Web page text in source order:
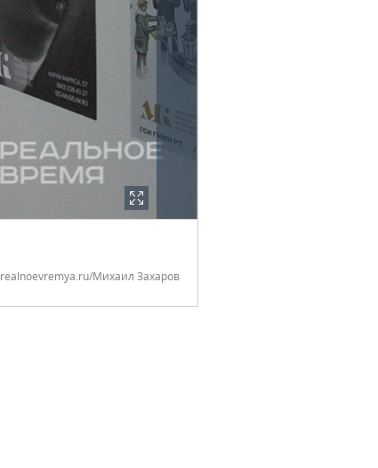
realnoevremya.ru/Михаил Захаров